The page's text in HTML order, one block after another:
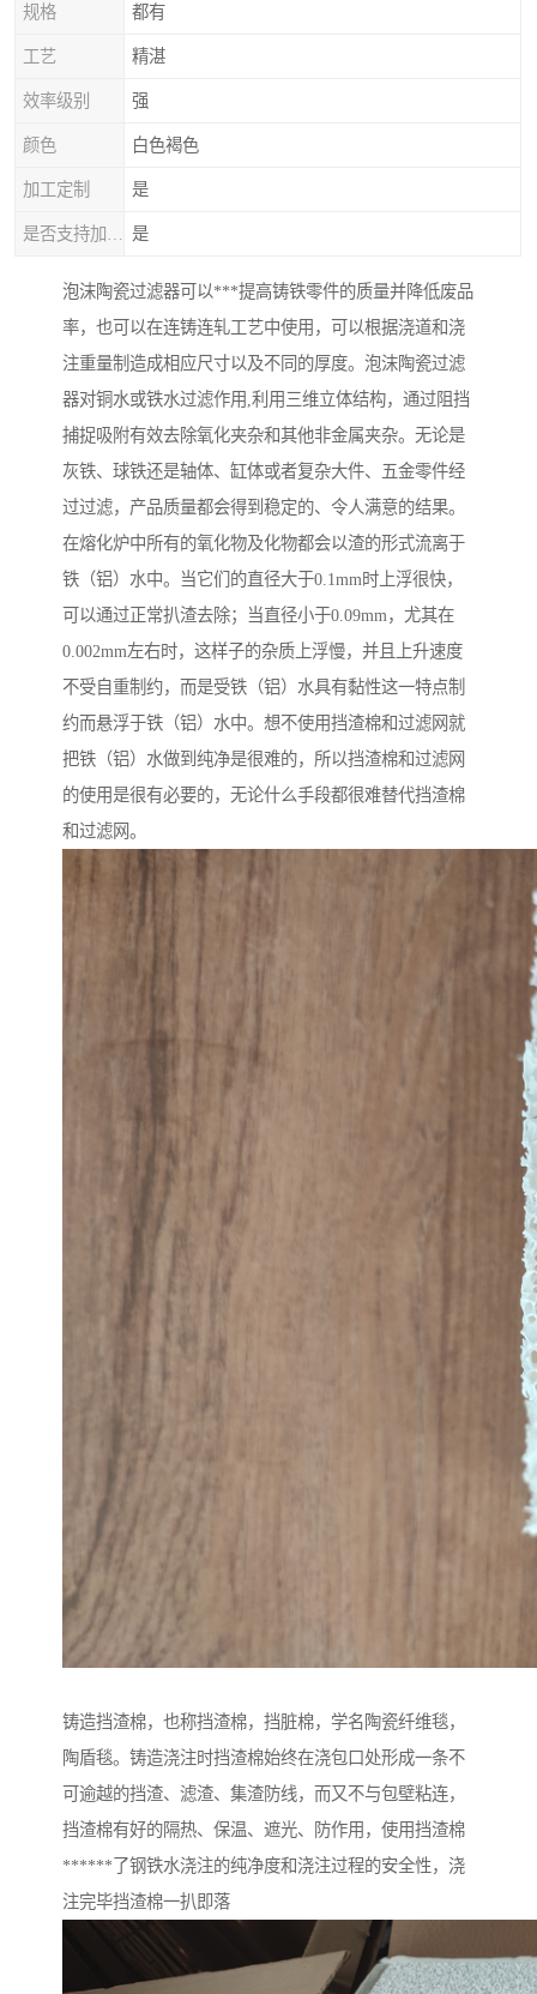
规格 都有
工艺 精湛
效率级别 强
颜色 白色褐色
加工定制 是
是
泡沫陶瓷过滤器可以***提高铸铁零件的质量并降低废品
率，也可以在连铸连轧工艺中使用，可以根据浇道和浇
注重量制造成相应尺寸以及不同的厚度。泡沫陶瓷过滤
器对铜水或铁水过滤作用,利用三维立体结构，通过阻挡
捕捉吸附有效去除氧化夹杂和其他非金属夹杂。无论是
灰铁、球铁还是轴体、缸体或者复杂大件、五金零件经
过过滤，产品质量都会得到稳定的、令人满意的结果。
在熔化炉中所有的氧化物及化物都会以渣的形式流离于
铁（铝）水中。当它们的直径大于0.1mm时上浮很快，
可以通过正常扒渣去除；当直径小于0.09mm，尤其在
0.002mm左右时，这样子的杂质上浮慢，并且上升速度
不受自重制约，而是受铁（铝）水具有黏性这一特点制
约而悬浮于铁（铝）水中。想不使用挡渣棉和过滤网就
把铁（铝）水做到纯净是很难的，所以挡渣棉和过滤网
的使用是很有必要的，无论什么手段都很难替代挡渣棉
和过滤网。
铸造挡渣棉，也称挡渣棉，挡脏棉，学名陶瓷纤维毯，
陶盾毯。铸造浇注时挡渣棉始终在浇包口处形成一条不
可逾越的挡渣、滤渣、集渣防线，而又不与包壁粘连，
挡渣棉有好的隔热、保温、遮光、防作用，使用挡渣棉
******了钢铁水浇注的纯净度和浇注过程的安全性，浇
注完毕挡渣棉一扒即落